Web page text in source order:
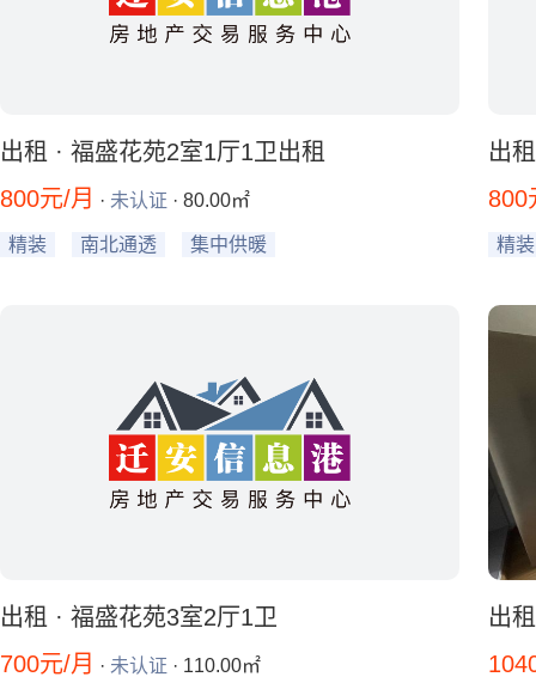
出租 · 福盛花苑2室1厅1卫出租
800元/月
· 未认证 · 80.00㎡
精装 南北通透 集中供暖
出
800
精装
出租 · 福盛花苑3室2厅1卫
700元/月
· 未认证 · 110.00㎡
出